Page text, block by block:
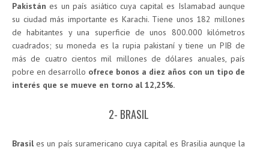
Pakistán es un país asiático cuya capital es Islamabad aunque
su ciudad más importante es Karachi. Tiene unos 182 millones
de habitantes y una superficie de unos 800.000 kilómetros
cuadrados; su moneda es la rupia pakistaní y tiene un PIB de
más de cuatro cientos mil millones de dólares anuales, país
pobre en desarrollo ofrece bonos a diez años con un tipo de
interés que se mueve en torno al 12,25%.
2- BRASIL
Brasiles un país suramericano cuya capital es Brasilia aunque la